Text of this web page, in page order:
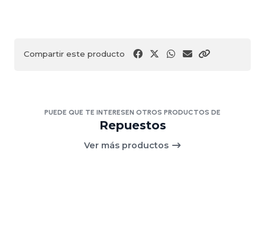
Compartir este producto
PUEDE QUE TE INTERESEN OTROS PRODUCTOS DE
Repuestos
Ver más productos